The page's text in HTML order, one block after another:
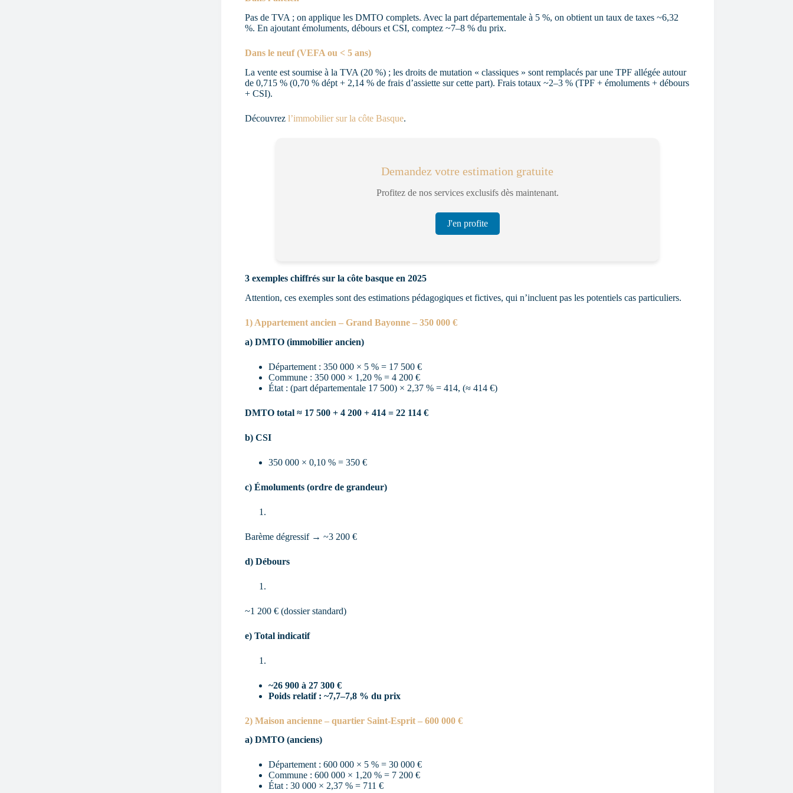
Pas de TVA ; on applique les DMTO complets. Avec la part départementale à 5 %, on obtient un taux de taxes ~6,32
%. En ajoutant émoluments, débours et CSI, comptez ~7–8 % du prix.
Dans le neuf (VEFA ou < 5 ans)
La vente est soumise à la TVA (20 %) ; les droits de mutation « classiques » sont remplacés par une TPF allégée autour
de 0,715 % (0,70 % dépt + 2,14 % de frais d’assiette sur cette part). Frais totaux ~2–3 % (TPF + émoluments + débours
+ CSI).
Découvrez l’immobilier sur la côte Basque.
Demandez votre estimation gratuite
Profitez de nos services exclusifs dès maintenant.
J'en profite
3 exemples chiffrés sur la côte basque en 2025
Attention, ces exemples sont des estimations pédagogiques et fictives, qui n’incluent pas les potentiels cas particuliers.
1) Appartement ancien – Grand Bayonne – 350 000 €
a) DMTO (immobilier ancien)
Département : 350 000 × 5 % = 17 500 €
Commune : 350 000 × 1,20 % = 4 200 €
État : (part départementale 17 500) × 2,37 % = 414, (≈ 414 €)
DMTO total ≈ 17 500 + 4 200 + 414 = 22 114 €
b) CSI
350 000 × 0,10 % = 350 €
c) Émoluments (ordre de grandeur)
Barème dégressif → ~3 200 €
d) Débours
~1 200 € (dossier standard)
e) Total indicatif
~26 900 à 27 300 €
Poids relatif : ~7,7–7,8 % du prix
2) Maison ancienne – quartier Saint-Esprit – 600 000 €
a) DMTO (anciens)
Département : 600 000 × 5 % = 30 000 €
Commune : 600 000 × 1,20 % = 7 200 €
État : 30 000 × 2,37 % = 711 €